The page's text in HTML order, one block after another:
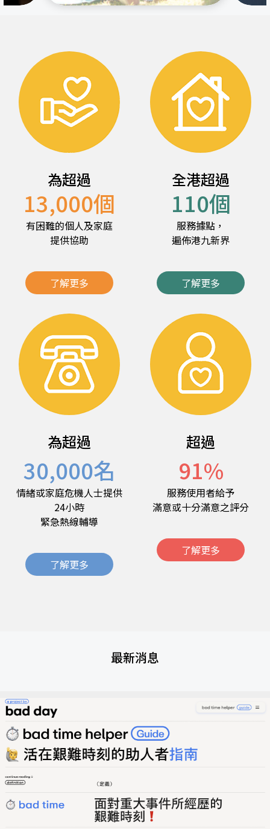
為超過
13,000個
有困難的個人及家庭
提供協助
了解更多
全港超過
110個
服務據點，
遍佈港九新界
了解更多
為超過
30,000名
情緒或家庭危機人士提供
24小時
緊急熱線輔導
了解更多
超過
91%
服務使用者給予
滿意或十分滿意之評分
了解更多
最新消息